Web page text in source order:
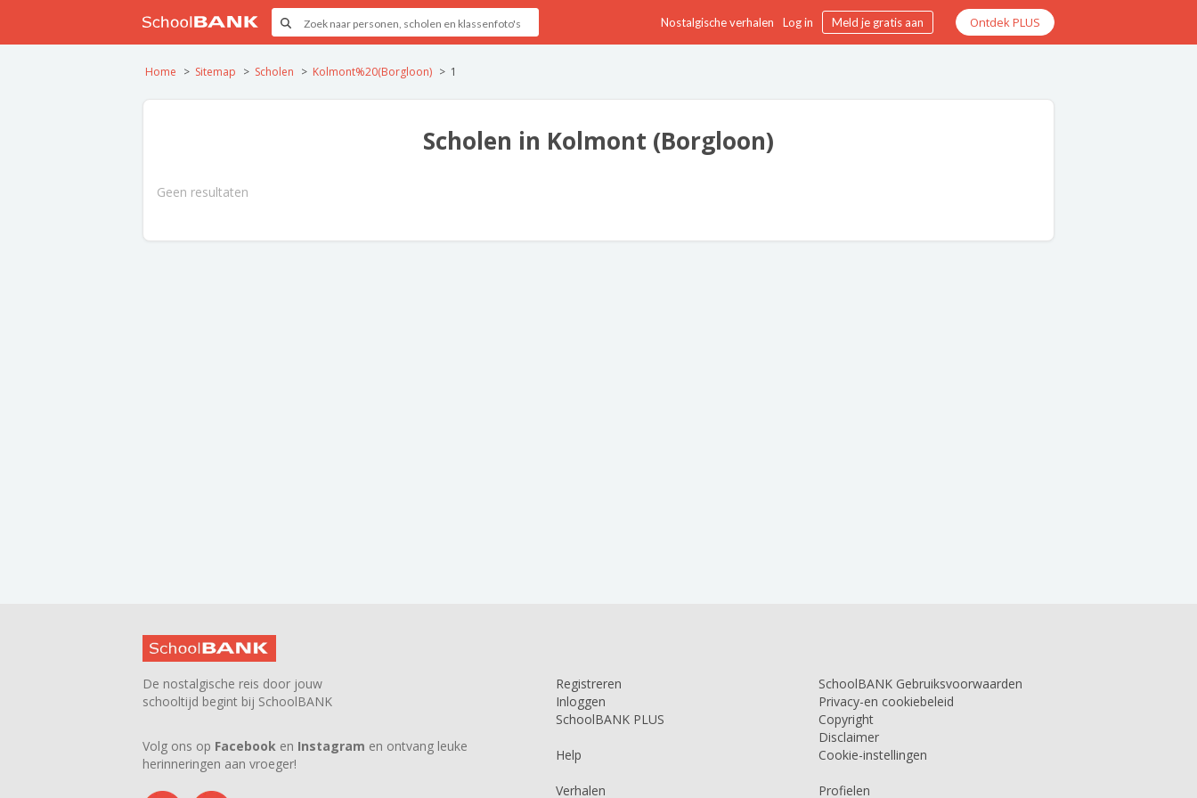
Nostalgische verhalen Log in Meld je gratis aan Ontdek PLUS
Home Sitemap Scholen Kolmont%20(Borgloon) 1
Scholen in Kolmont (Borgloon)
Geen resultaten
De nostalgische reis door jouw
schooltijd begint bij SchoolBANK
Volg ons op Facebook en Instagram en ontvang leuke
herinneringen aan vroeger!
Registreren
Inloggen
SchoolBANK PLUS
Help
Verhalen
SchoolBANK Gebruiksvoorwaarden
Privacy-en cookiebeleid
Copyright
Disclaimer
Cookie-instellingen
Profielen